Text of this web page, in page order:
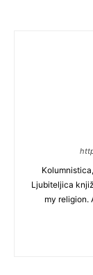
Ljubiteljica
my religion.